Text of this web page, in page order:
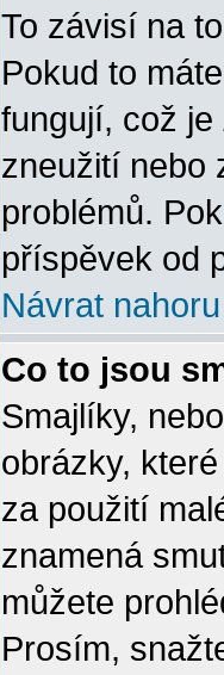
To závisí na
Pokud to
fungují, což je
zneužití nebo
problémů.
příspěvek od
Návrat nahoru
Co to jsou
Smajlíky,
obrázky,
za použití
znamená
můžete
Prosím,